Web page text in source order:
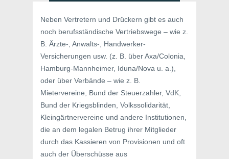
Neben Vertretern und Drückern gibt es auch
noch berufsständische Vertriebswege – wie z.
B. Ärzte-, Anwalts-, Handwerker-
Versicherungen usw. (z. B. über Axa/Colonia,
Hamburg-Mannheimer, Iduna/Nova u. a.),
oder über Verbände – wie z. B.
Mietervereine, Bund der Steuerzahler, VdK,
Bund der Kriegsblinden, Volkssolidarität,
Kleingärtnervereine und andere Institutionen,
die an dem legalen Betrug ihrer Mitglieder
durch das Kassieren von Provisionen und oft
auch der Überschüsse aus